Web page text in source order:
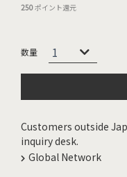
250ポイント還元
Customers outside
inquiry desk.
Global Network